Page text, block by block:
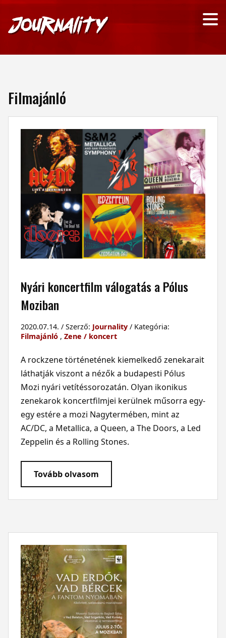
Filmajánló
Nyári koncertfilm válogatás a Pólus
Moziban
2020.07.14. / Szerző: Journality/ Kategória:
Filmajánló, Zene / koncert
A rockzene történetének kiemelkedő zenekarait
láthatják viszont a nézők a budapesti Pólus
Mozi nyári vetítéssorozatán. Olyan ikonikus
zenekarok koncertfilmjei kerülnek műsorra egy-
egy estére a mozi Nagytermében, mint az
AC/DC, a Metallica, a Queen, a The Doors, a Led
Zeppelin és a Rolling Stones.
Tovább olvasom